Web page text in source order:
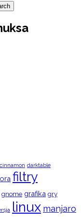
cinnamon darktable
filtry
gnome grafika gry
linux manjaro